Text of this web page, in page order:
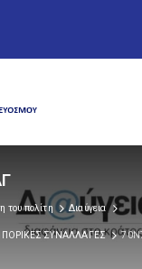
του πολίτη Διαύγεια
ΣΥΝΑΛΛΑΓΕΣ